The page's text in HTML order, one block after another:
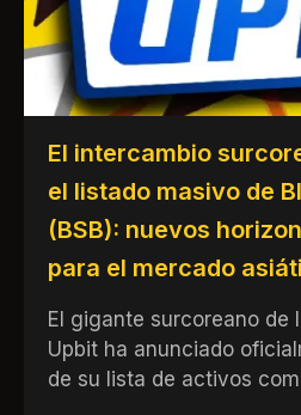
El intercambio
el listado masivo de
(BSB): nuevos
para el mercado
El gigante surcoreano de
Upbit ha anunciado
de su lista de activos